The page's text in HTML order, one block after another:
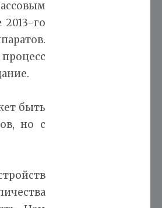
го
быть
но с